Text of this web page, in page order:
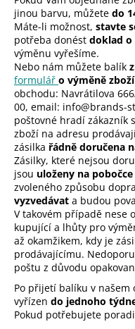
jinou barvu, můžete do
Máte-li možnost, stavte
potřeba donést doklad
výměnu vyřešíme.
Nebo nám můžete balík
formulář o výměně zboží
obchodu: Navrátilova
00, email: info@brands-
poštovné hradí zákazník
zboží na adresu
zásilka řádně doručena
Zásilky, které nejsou
jsou uloženy na
zvoleného způsobu
vyzvedávat a budou
V takovém případě nese
kupující a lhůty pro
až okamžikem, kdy je
prodávajícímu.
poštu z důvodu
Po přijetí balíku v našem
vyřízen do jednoho
Pokud potřebujete
a
j
í
t
?
HLEDAT
D
o
p
o
r
u
č